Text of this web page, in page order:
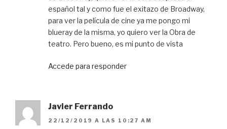
español tal y como fue el exitazo de Broadway,
para ver la película de cine ya me pongo mi
blueray de la misma, yo quiero ver la Obra de
teatro. Pero bueno, es mi punto de vista
Accede para responder
Javier Ferrando
22/12/2019 A LAS 10:27 AM